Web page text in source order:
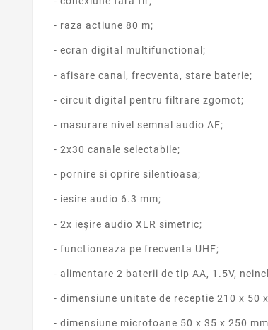
- raza actiune 80 m;
- ecran digital multifunctional;
- afisare canal, frecventa, stare baterie;
- circuit digital pentru filtrare zgomot;
- masurare nivel semnal audio AF;
- 2x30 canale selectabile;
- pornire si oprire silentioasa;
- iesire audio 6.3 mm;
- 2x ieșire audio XLR simetric;
- functioneaza pe frecventa UHF;
- alimentare 2 baterii de tip AA, 1.5V,
- dimensiune unitate de receptie 210 x 50
- dimensiune microfoane 50 x 35 x 250